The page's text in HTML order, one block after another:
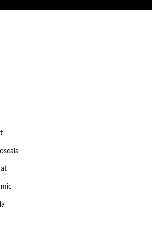
bistro, bar, terasă cu panorama, evenimente
internă cu light therapy, saună
2023), piscină exterioară de 20 m cu apă
și bar sănătos cu smoothie‑uri & detox .
seri muzicale, petreceri private, facilități
de joacă pentru copii, piscină privată de
aeroport (contra cost), parcare gratuită,
pentru persoane cu dizabilități .